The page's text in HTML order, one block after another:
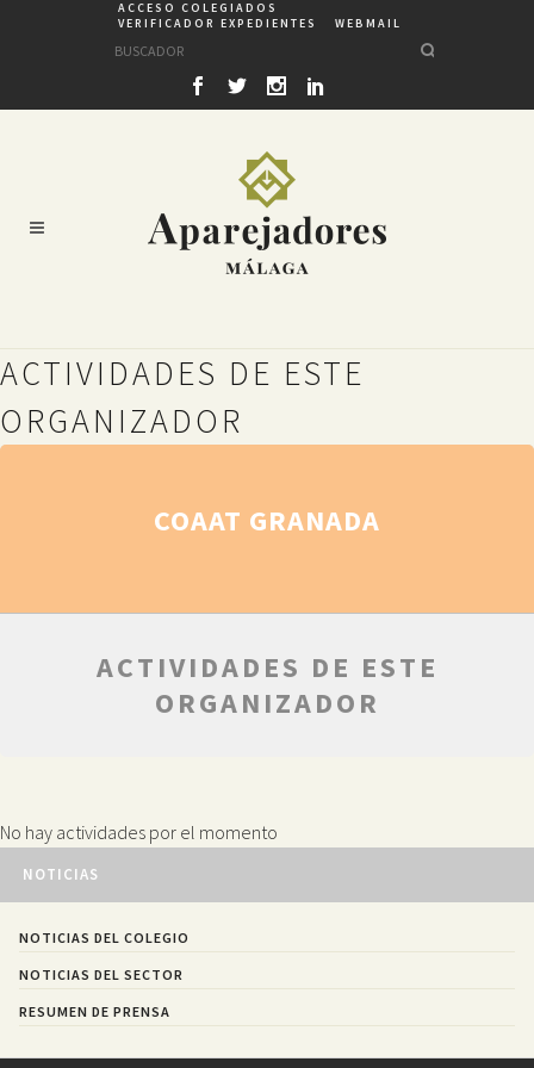
ACCESO COLEGIADOS
VERIFICADOR EXPEDIENTES
WEBMAIL
ACTIVIDADES DE ESTE
ORGANIZADOR
COAAT GRANADA
ACTIVIDADES DE ESTE
ORGANIZADOR
No hay actividades por el momento
NOTICIAS
NOTICIAS DEL COLEGIO
NOTICIAS DEL SECTOR
RESUMEN DE PRENSA